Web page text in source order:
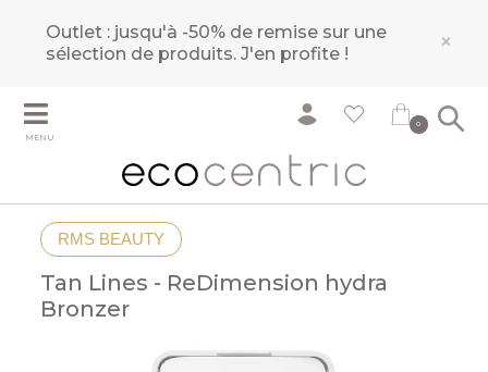
Outlet : jusqu'à -50% de remise sur une
sélection de produits.J'en profite ! ×
MENU
0
RMS BEAUTY
Tan Lines - ReDimension hydra
Bronzer